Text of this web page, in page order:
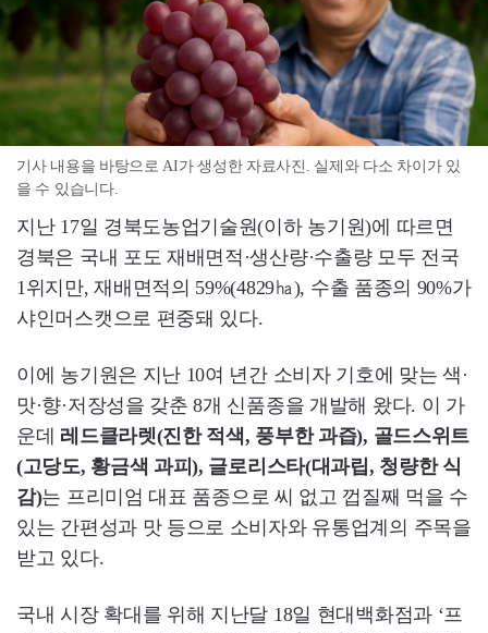
기사 내용을 바탕으로 AI가 생성한 자료사진. 실제와 다소 차이가 있
을 수 있습니다.
지난 17일 경북도농업기술원(이하 농기원)에 따르면
경북은 국내 포도 재배면적·생산량·수출량 모두 전국
1위지만, 재배면적의 59%(4829㏊), 수출 품종의 90%가
샤인머스캣으로 편중돼 있다.
이에 농기원은 지난 10여 년간 소비자 기호에 맞는 색·
맛·향·저장성을 갖춘 8개 신품종을 개발해 왔다. 이 가
운데 레드클라렛(진한 적색, 풍부한 과즙), 골드스위트
(고당도, 황금색 과피), 글로리스타(대과립, 청량한 식
감)는 프리미엄 대표 품종으로 씨 없고 껍질째 먹을 수
있는 간편성과 맛 등으로 소비자와 유통업계의 주목을
받고 있다.
국내 시장 확대를 위해 지난달 18일 현대백화점과 ‘프